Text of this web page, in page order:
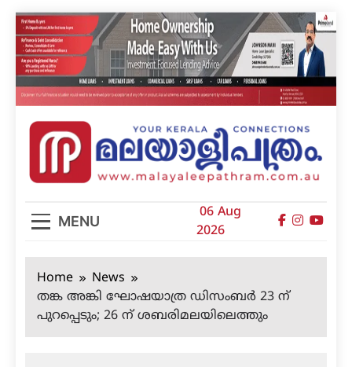
Skip
to
content
മലയാളിപത്രം
MENU
06 Aug
2026
Home
News
തങ്ക അങ്കി ഘോഷയാത്ര ഡിസംബര്‍ 23 ന്
പുറപ്പെടും; 26 ന് ശബരിമലയിലെത്തും